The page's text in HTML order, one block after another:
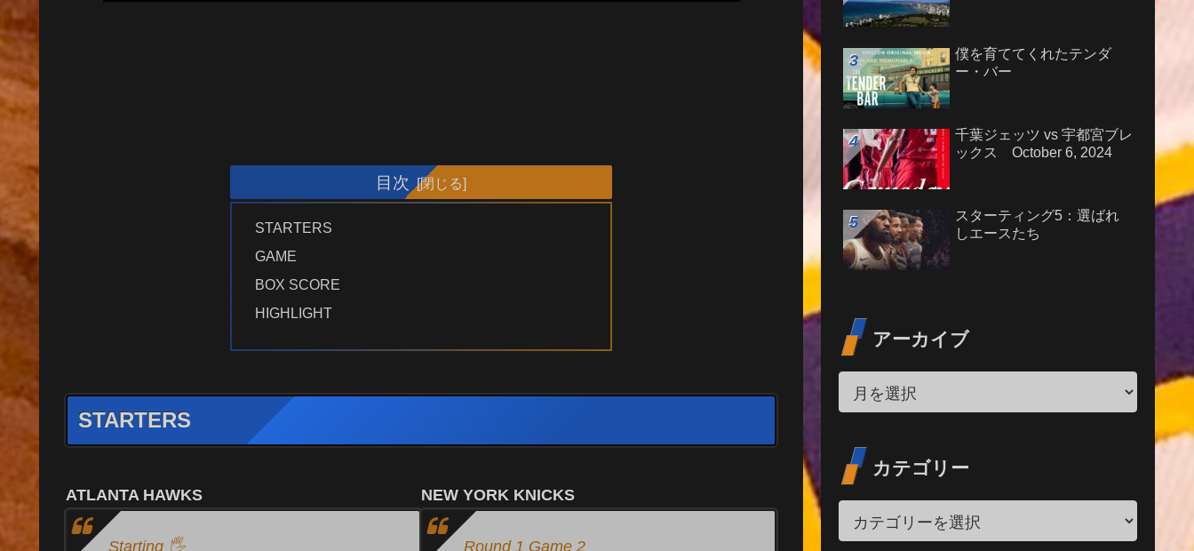
目次
STARTERS
GAME
BOX SCORE
HIGHLIGHT
STARTERS
ATLANTA HAWKS
Starting 🖐️
NEW YORK KNICKS
Round 1 Game 2
僕を育ててくれたテンダ
ー・バー
千葉ジェッツ vs 宇都宮ブレ
ックス October 6, 2024
スターティング5：選ばれ
しエースたち
アーカイブ
カテゴリー